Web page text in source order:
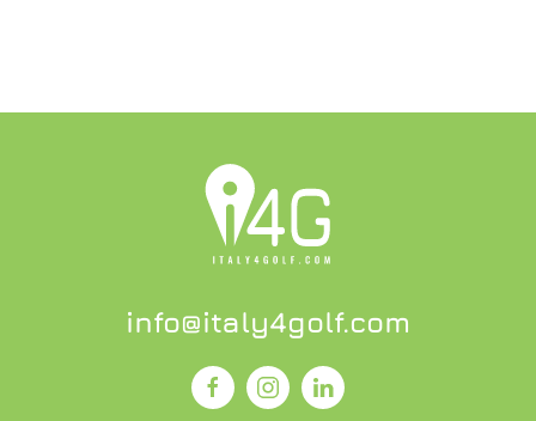
info@italy4golf.com